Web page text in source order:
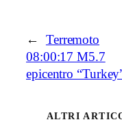
←
Terremoto
08:00:17 M5.7
epicentro
ALTRI